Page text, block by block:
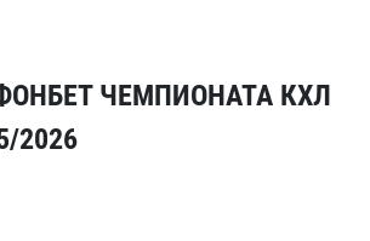
ЧЕМПИОНАТА КХЛ
2026